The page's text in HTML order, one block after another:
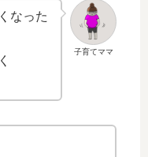
子育てママ
なった